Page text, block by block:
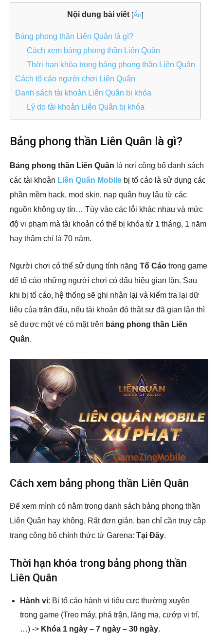
Nội dung bài viết [Ẩn]
Bảng phong thần Liên Quân là gì?
Cách xem bảng phong thần Liên Quân
Thời hạn khóa trong bảng phong thần Liên Quân
Cách tố cáo người chơi Liên Quân
Danh sách tài khoản Liên Quân bị khóa
Lý do tài khoản Liên Quân bị khóa
Bảng phong thần Liên Quân là gì?
Bảng phong thần Liên Quân là nơi công bố danh sách
các tài khoản Liên Quân Mobile bị tố cáo là sử dụng các
phần mềm hack, mod skin, nạp quân huy lậu từ các
nguồn không uy tín… Tùy vào các lỗi khác nhau và mức
độ vi phạm mà tài khoản có thể bị khóa từ 1 tháng, 1 năm
hay thậm chí là 70 năm.
Người chơi có thể sử dụng tính năng Tố Cáo trong game
để tố cáo những người chơi có dấu hiệu gian lận. Sau
khi bị tố cáo, hệ thống sẽ ghi nhận lại và kiểm tra lại dữ
liệu của trận đấu, nếu tài khoản đó thật sự đã gian lận thì
sẽ được một vé có mặt trên bảng phong thần Liên
Quân.
Cách xem bảng phong thần Liên Quân
Để xem mình có nằm trong danh sách bảng phong thần
Liên Quân hay không. Rất đơn giản, bạn chỉ cần truy cập
trang công bố chính thức từ Garena: Tại Đây.
Thời hạn khóa trong bảng phong thần
Liên Quân
Hành vi: Bị tố cáo hành vi tiêu cực thường xuyên
trong game (Treo máy, phá trận, lăng mạ, cướp vị trí,
…) -> Khóa 1 ngày – 7 ngày – 30 ngày.